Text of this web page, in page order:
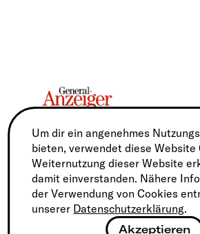
Regionaler Medienpartner
Um dir ein angenehmes
bieten, verwendet diese Website
Weiternutzung dieser Website
damit einverstanden. Nähere
der Verwendung von Cookies
unserer Datenschutzerklärung.
Akzeptieren